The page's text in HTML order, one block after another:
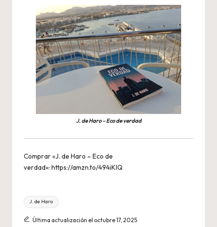
J. de Haro – Eco de verdad
Comprar «J. de Haro – Eco de
verdad»: https://amzn.to/494iKIQ
Etiquetas:
J. de Haro
Última actualización el octubre 17, 2025